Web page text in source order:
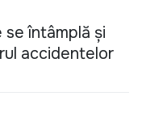
se întâmplă și
accidentelor